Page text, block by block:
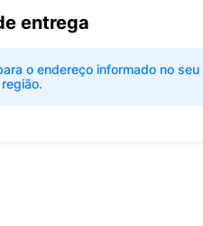
entrega
o endereço informado no